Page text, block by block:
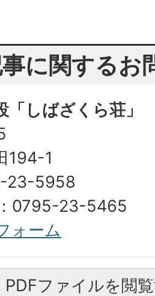
に関するお
「しばざくら荘」
194-1
23-5958
0795-23-5465
ォーム
PDFファイルを閲